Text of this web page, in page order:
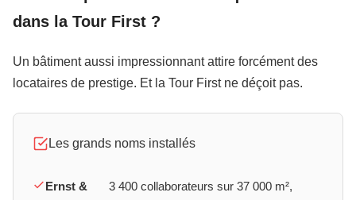
dans la Tour First ?
Un bâtiment aussi impressionnant attire forcément des
locataires de prestige. Et la Tour First ne déçoit pas.
Les grands noms installés
Ernst &
3 400 collaborateurs sur 37 000 m²,